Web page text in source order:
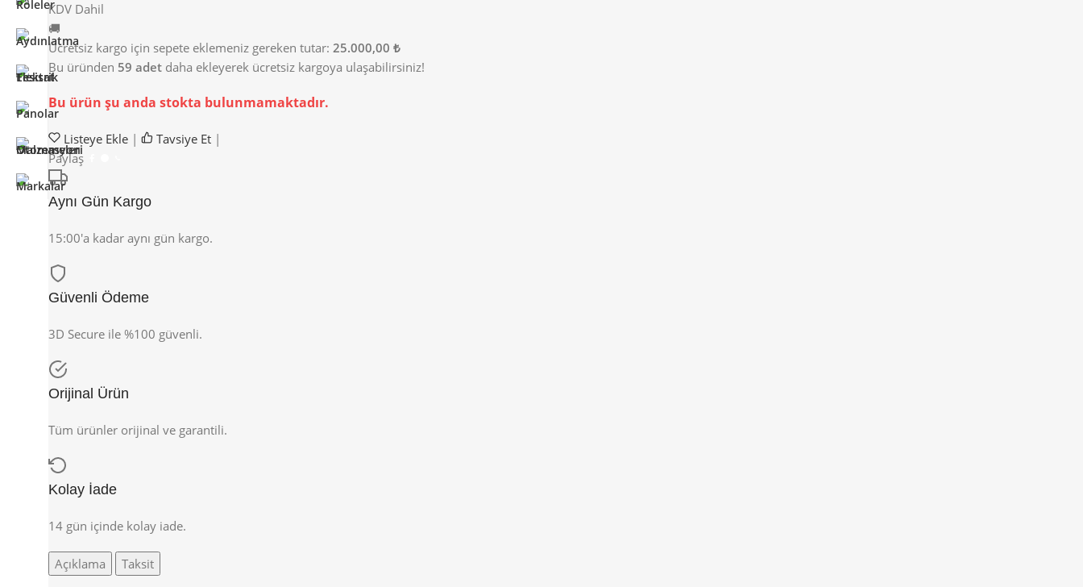
KDV Dahil
🚚
Ücretsiz kargo için sepete eklemeniz gereken tutar: 25.000,00 ₺
Bu üründen 59 adet daha ekleyerek ücretsiz kargoya ulaşabilirsiniz!
Bu ürün şu anda stokta bulunmamaktadır.
Listeye Ekle | Tavsiye Et |
Paylaş
Aynı Gün Kargo
15:00'a kadar aynı gün kargo.
Güvenli Ödeme
3D Secure ile %100 güvenli.
Orijinal Ürün
Tüm ürünler orijinal ve garantili.
Kolay İade
14 gün içinde kolay iade.
Açıklama
Taksit